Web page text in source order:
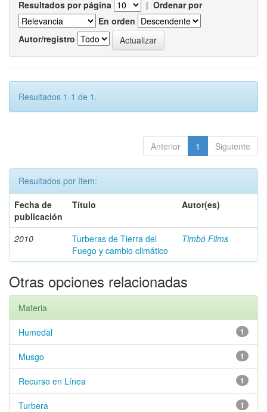
Resultados por página | Ordenar por
En orden
Autor/registro
Resultados 1-1 de 1.
Anterior 1 Siguiente
Resultados por ítem:
Fecha de
publicación
Título Autor(es)
2010
Turberas de Tierra del
Fuego y cambio climático
Timbó Films
Otras opciones relacionadas
Materia
1
Humedal
1
Musgo
1
Recurso en Línea
1
Turbera